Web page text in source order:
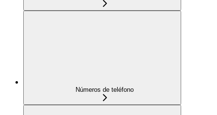
Números de teléfono